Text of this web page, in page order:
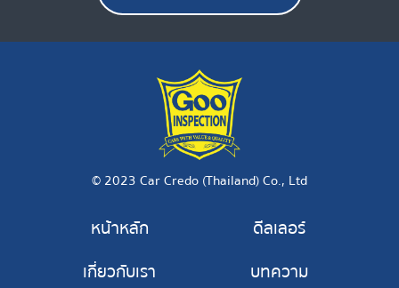
© 2023 Car Credo (Thailand) Co., Ltd
หน้าหลัก
เกี่ยวกับเรา
ดีลเลอร์
บทความ